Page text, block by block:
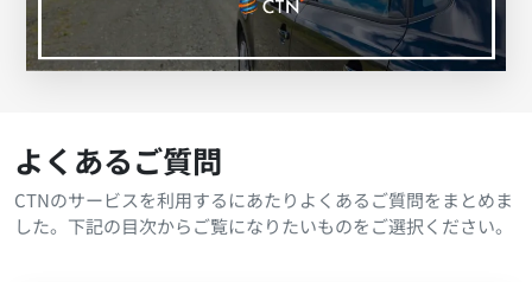
よくあるご質問
CTNのサービスを利用するにあたりよくあるご質問をまとめま
した。下記の目次からご覧になりたいものをご選択ください。